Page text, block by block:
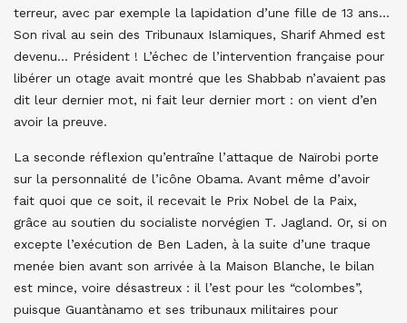
terreur, avec par exemple la lapidation d’une fille de 13 ans…
Son rival au sein des Tribunaux Islamiques, Sharif Ahmed est
devenu… Président ! L’échec de l’intervention française pour
libérer un otage avait montré que les Shabbab n’avaient pas
dit leur dernier mot, ni fait leur dernier mort : on vient d’en
avoir la preuve.
La seconde réflexion qu’entraîne l’attaque de Naïrobi porte
sur la personnalité de l’icône Obama. Avant même d’avoir
fait quoi que ce soit, il recevait le Prix Nobel de la Paix,
grâce au soutien du socialiste norvégien T. Jagland. Or, si on
excepte l’exécution de Ben Laden, à la suite d’une traque
menée bien avant son arrivée à la Maison Blanche, le bilan
est mince, voire désastreux : il l’est pour les “colombes”,
puisque Guantànamo et ses tribunaux militaires pour